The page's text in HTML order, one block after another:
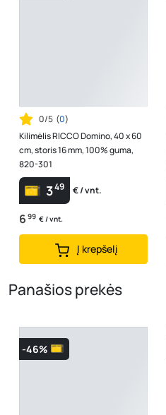
0/5 (0)
Kilimėlis RICCO Domino, 40 x 60
cm, storis 16 mm, 100% guma,
820-301
349 € / vnt.
6 99 € / vnt.
Į krepšelį
Panašios prekės
-46%